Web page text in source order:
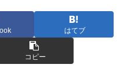
はてブ
コピー